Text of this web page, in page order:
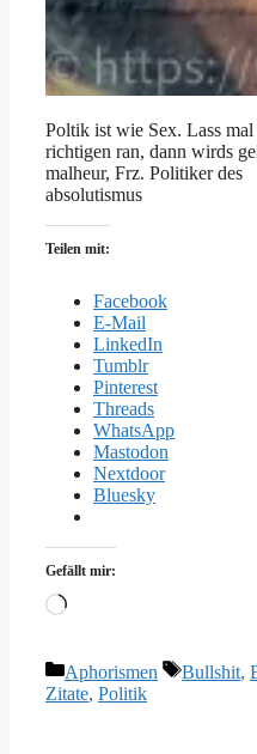
Poltik ist wie Sex. Lass mal
richtigen ran, dann wirds
malheur, Frz. Politiker des
absolutismus
Teilen mit:
Facebook
E-Mail
LinkedIn
Tumblr
Pinterest
Threads
WhatsApp
Mastodon
Nextdoor
Bluesky
Gefällt mir:
Wird
Kategorien
Aphorismen Bullshit,
Zitate, Politik